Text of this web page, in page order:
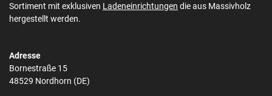
Sortiment mit exklusiven Ladeneinrichtungen die aus Massivholz
hergestellt werden.
Adresse
Bornestraße 15
48529 Nordhorn (DE)